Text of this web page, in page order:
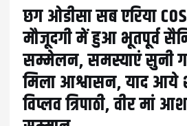
छग ओडीसा सब एरिया
मौजूदगी में हुआ भूतपूर्व
सम्मेलन, समस्याएं सुनी
मिला आश्वासन, याद आये
विप्लव त्रिपाठी, वीर मां